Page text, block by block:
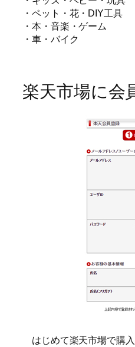
・ペット・花・DIY工具
・本・音楽・ゲーム
・車・バイク
楽天市場に会
はじめて楽天市場で購